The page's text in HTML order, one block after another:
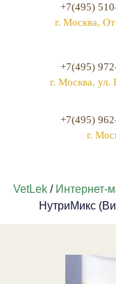
+7(495)
г. Москва,
+7(495)
г. Москва, ул.
+7(495)
г.
VetLek / Интернет-
НутриМикс